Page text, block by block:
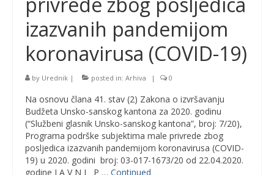
izazvanih pandemijom
koronavirusa (COVID-19)
by Urednik | posted in: Arhiva | 0
Na osnovu člana 41. stav (2) Zakona o izvršavanju
Budžeta Unsko-sanskog kantona za 2020. godinu
(“Službeni glasnik Unsko-sanskog kantona”, broj: 7/20),
Programa podrške subjektima male privrede zbog
posljedica izazvanih pandemijom koronavirusa (COVID-
19) u 2020. godini broj: 03-017-1673/20 od 22.04.2020.
godine J A V N I P … Continued